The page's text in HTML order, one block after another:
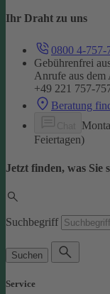
Ihr Draht zu uns
0800 4-757-
Gebührenfrei
Anrufe aus dem
+49 221 757-
Beratung
Feiertagen)
Jetzt finden, was Sie
Suchbegriff
Suchen
Service